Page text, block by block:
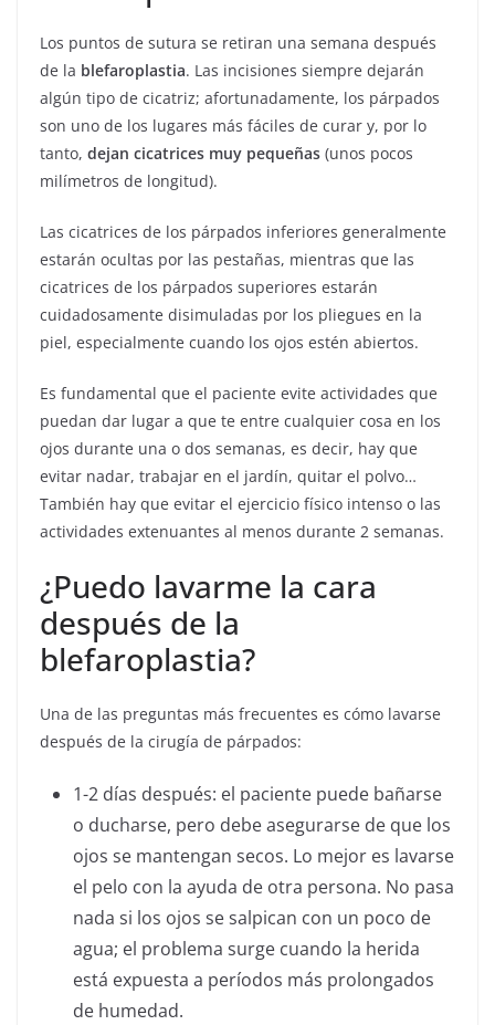
Los puntos de sutura se retiran una semana después
de la blefaroplastia. Las incisiones siempre dejarán
algún tipo de cicatriz; afortunadamente, los párpados
son uno de los lugares más fáciles de curar y, por lo
tanto, dejan cicatrices muy pequeñas (unos pocos
milímetros de longitud).
Las cicatrices de los párpados inferiores generalmente
estarán ocultas por las pestañas, mientras que las
cicatrices de los párpados superiores estarán
cuidadosamente disimuladas por los pliegues en la
piel, especialmente cuando los ojos estén abiertos.
Es fundamental que el paciente evite actividades que
puedan dar lugar a que te entre cualquier cosa en los
ojos durante una o dos semanas, es decir, hay que
evitar nadar, trabajar en el jardín, quitar el polvo…
También hay que evitar el ejercicio físico intenso o las
actividades extenuantes al menos durante 2 semanas.
¿Puedo lavarme la cara
después de la
blefaroplastia?
Una de las preguntas más frecuentes es cómo lavarse
después de la cirugía de párpados:
1-2 días después: el paciente puede bañarse
o ducharse, pero debe asegurarse de que los
ojos se mantengan secos. Lo mejor es lavarse
el pelo con la ayuda de otra persona. No pasa
nada si los ojos se salpican con un poco de
agua; el problema surge cuando la herida
está expuesta a períodos más prolongados
de humedad.